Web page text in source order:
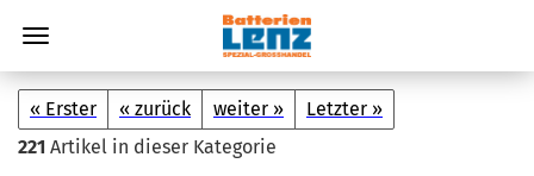
« Erster « zurück weiter »
Letzter »
221 Artikel in dieser Kategorie